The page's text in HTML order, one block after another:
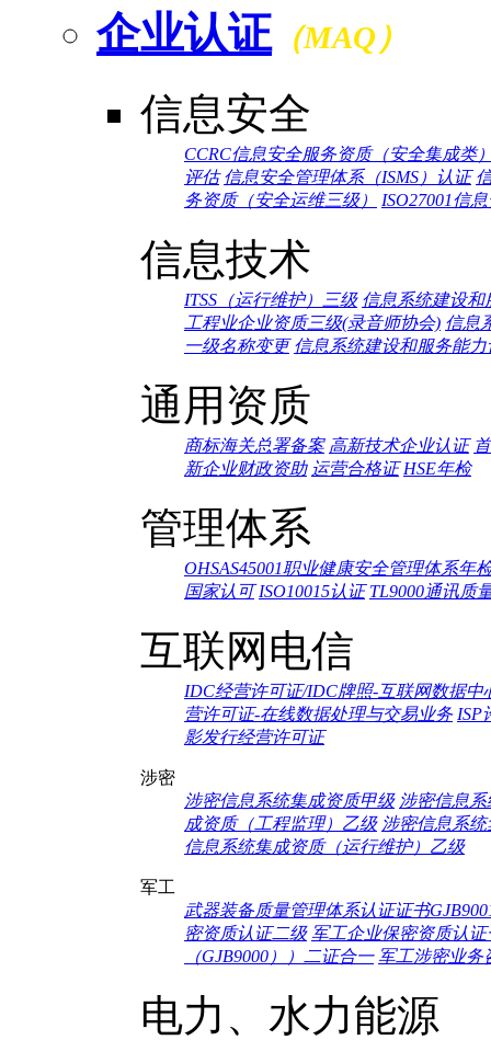
企业认证（MAQ）
信息安全
CCRC信息安全服务资质（安全集成类
评估 信息安全管理体系（ISMS）认证
务资质（安全运维三级）
ISO27001信
信息技术
ITSS（运行维护）三级 信息系统建设和
工程业企业资质三级(录音师协会) 信息
一级名称变更 信息系统建设和服务能力
通用资质
商标海关总署备案 高新技术企业认证
新企业财政资助 运营合格证 HSE年检
管理体系
OHSAS45001职业健康安全管理体系年
国家认可 ISO10015认证 TL9000通讯质
互联网电信
IDC经营许可证/IDC牌照-互联网数据中
营许可证-在线数据处理与交易业务 ISP
影发行经营许可证
涉密
涉密信息系统集成资质甲级 涉密信息
成资质（工程监理）乙级 涉密信息系
信息系统集成资质（运行维护）乙级
军工
武器装备质量管理体系认证证书
密资质认证二级 军工企业保密资质认证
（GJB9000））二证合一 军工涉密业务
电力、水力能源